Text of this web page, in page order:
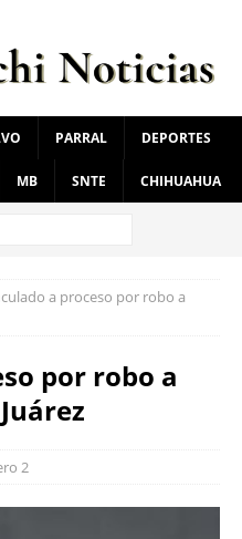
PARRAL DEPORTES
MB SNTE CHIHUAHUA
a proceso por robo a
por robo a
2